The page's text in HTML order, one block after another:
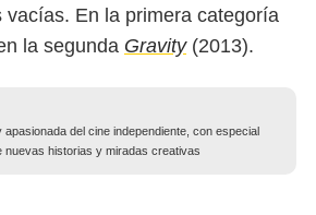
En la primera categoría
la segunda Gravity(2013).
del cine independiente, con especial
nuevas historias y miradas creativas